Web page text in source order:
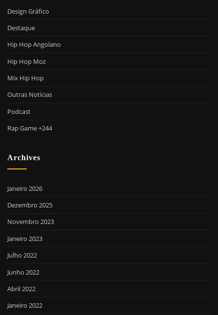
Design Gráfico
Destaque
Hip Hop Angolano
Hip Hop Moz
Mix Hip Hop
Outras Notícias
Podcast
Rap Game +244
Archives
Janeiro 2026
Dezembro 2025
Novembro 2023
Janeiro 2023
Julho 2022
Junho 2022
Abril 2022
Janeiro 2022